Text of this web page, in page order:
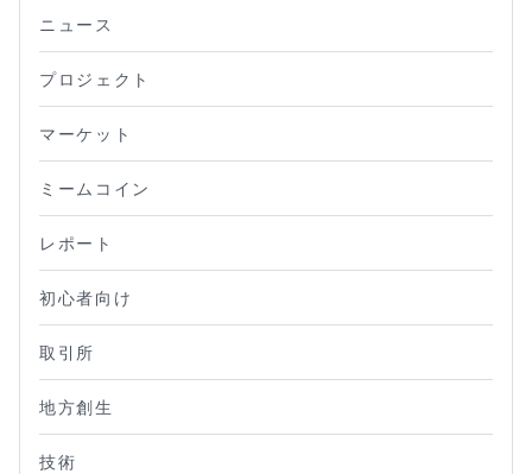
ニュース
プロジェクト
マーケット
ミームコイン
レポート
初心者向け
取引所
地方創生
技術